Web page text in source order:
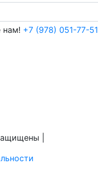
нам! +7 (978) 051-77-51